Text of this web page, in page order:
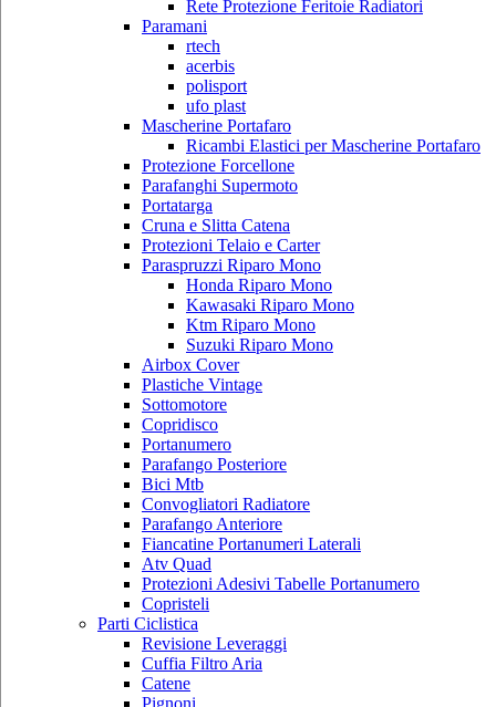
Rete Protezione Feritoie Radiatori
Paramani
rtech
acerbis
polisport
ufo plast
Mascherine Portafaro
Ricambi Elastici per Mascherine Portafaro
Protezione Forcellone
Parafanghi Supermoto
Portatarga
Cruna e Slitta Catena
Protezioni Telaio e Carter
Paraspruzzi Riparo Mono
Honda Riparo Mono
Kawasaki Riparo Mono
Ktm Riparo Mono
Suzuki Riparo Mono
Airbox Cover
Plastiche Vintage
Sottomotore
Copridisco
Portanumero
Parafango Posteriore
Bici Mtb
Convogliatori Radiatore
Parafango Anteriore
Fiancatine Portanumeri Laterali
Atv Quad
Protezioni Adesivi Tabelle Portanumero
Copristeli
Parti Ciclistica
Revisione Leveraggi
Cuffia Filtro Aria
Catene
Pignoni